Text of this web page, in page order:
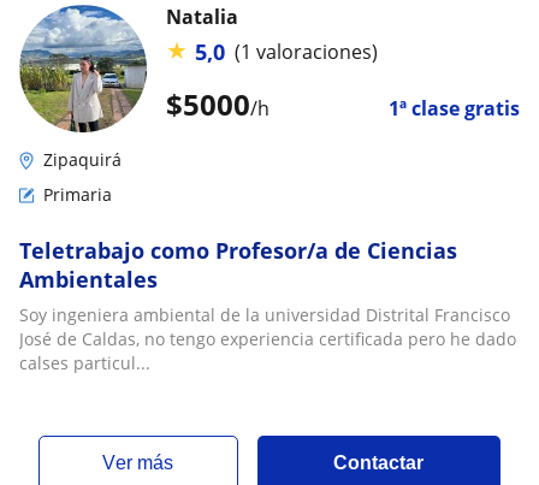
$5000/h 1ª clase gratis
Natalia
★ 5,0 (1 valoraciones)
Zipaquirá
Primaria
Teletrabajo como Profesor/a de Ciencias
Ambientales
Soy ingeniera ambiental de la universidad Distrital Francisco
José de Caldas, no tengo experiencia certificada pero he dado
calses particul...
ver más Contactar